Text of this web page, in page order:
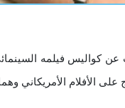
كواليس فيلمه
الأفلام الأمريكاني